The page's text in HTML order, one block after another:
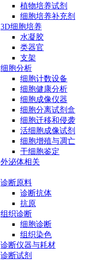
植物培养试剂
细胞培养补充剂
3D细胞培养
水凝胶
类器官
支架
细胞分析
细胞计数设备
细胞健康分析
细胞成像仪器
细胞分离试剂盒
细胞迁移和侵袭
活细胞成像试剂
细胞增殖与凋亡
干细胞鉴定
外泌体相关
诊断原料
诊断抗体
抗原
组织诊断
细胞诊断
组织染色
诊断仪器与耗材
诊断试剂